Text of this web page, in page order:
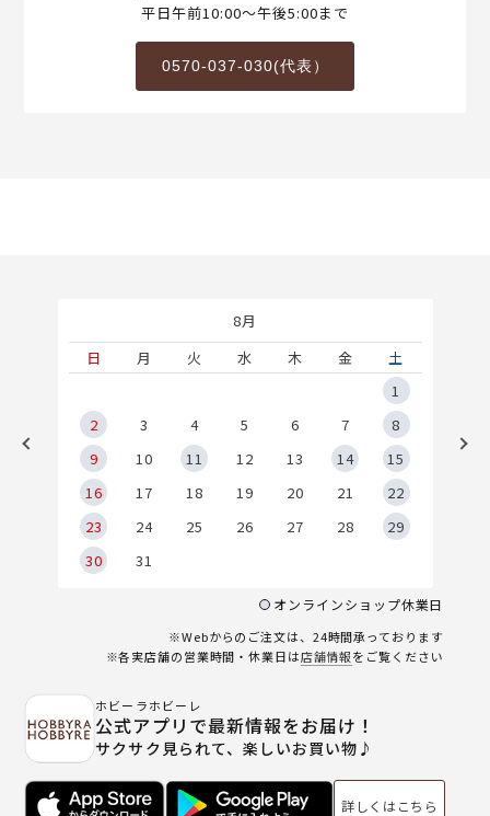
平日午前10:00～午後5:00まで
0570-037-030(代表）
8月
日
月 火 水 木 金
土
1
2
3 4 5 6 7
8
9
10 11 12 13 14
15
16
17 18 19 20 21
22
23
24 25 26 27 28
29
30
31
オンラインショップ休業日
※Webからのご注文は、24時間承っております
※各実店舗の営業時間・休業日は店舗情報をご覧ください
ホビーラホビーレ
公式アプリで最新情報をお届け！
サクサク見られて、楽しいお買い物♪
詳しくはこちら